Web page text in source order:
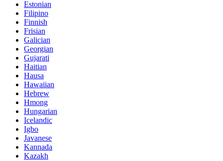
Estonian
Filipino
Finnish
Frisian
Galician
Georgian
Gujarati
Haitian
Hausa
Hawaiian
Hebrew
Hmong
Hungarian
Icelandic
Igbo
Javanese
Kannada
Kazakh